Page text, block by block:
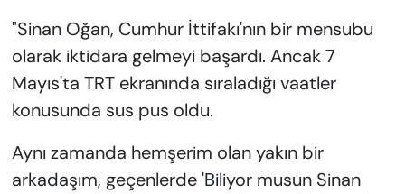
"Sinan Oğan, Cumhur İttifakı'nın bir mensubu
olarak iktidara gelmeyi başardı. Ancak 7
Mayıs'ta TRT ekranında sıraladığı vaatler
konusunda sus pus oldu.
Aynı zamanda hemşerim olan yakın bir
arkadaşım, geçenlerde 'Biliyor musun Sinan